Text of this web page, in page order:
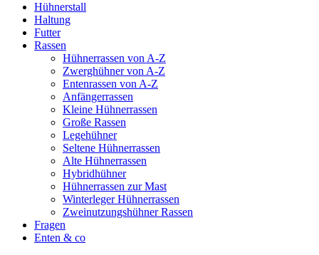
Hühnerstall
Haltung
Futter
Rassen
Hühnerrassen von A-Z
Zwerghühner von A-Z
Entenrassen von A-Z
Anfängerrassen
Kleine Hühnerrassen
Große Rassen
Legehühner
Seltene Hühnerrassen
Alte Hühnerrassen
Hybridhühner
Hühnerrassen zur Mast
Winterleger Hühnerrassen
Zweinutzungshühner Rassen
Fragen
Enten & co